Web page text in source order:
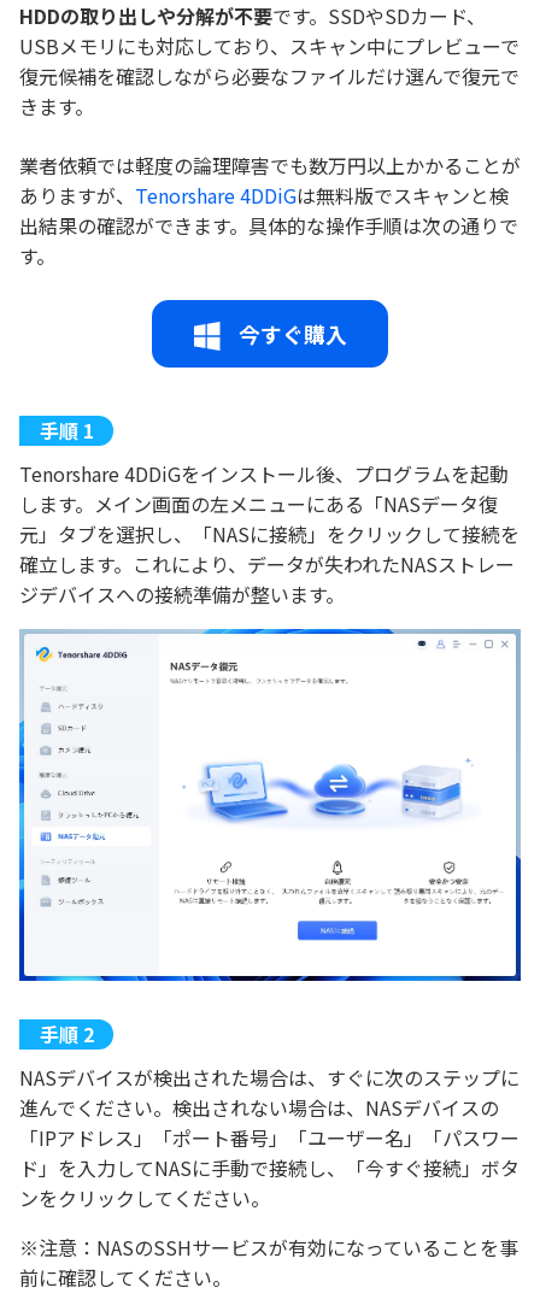
HDDの取り出しや分解が不要です。SSDやSDカード、
USBメモリにも対応しており、スキャン中にプレビューで
復元候補を確認しながら必要なファイルだけ選んで復元で
きます。
業者依頼では軽度の論理障害でも数万円以上かかることが
ありますが、 Tenorshare 4DDiGは無料版でスキャンと検
出結果の確認ができます。具体的な操作手順は次の通りで
す。
今すぐ購入
Tenorshare 4DDiGをインストール後、プログラムを起動
します。メイン画面の左メニューにある「NASデータ復
元」タブを選択し、「NASに接続」をクリックして接続を
確立します。これにより、データが失われたNASストレー
ジデバイスへの接続準備が整います。
NASデバイスが検出された場合は、すぐに次のステップに
進んでください。検出されない場合は、NASデバイスの
「IPアドレス」「ポート番号」「ユーザー名」「パスワー
ド」を入力してNASに手動で接続し、「今すぐ接続」ボタ
ンをクリックしてください。
※注意：NASのSSHサービスが有効になっていることを事
前に確認してください。